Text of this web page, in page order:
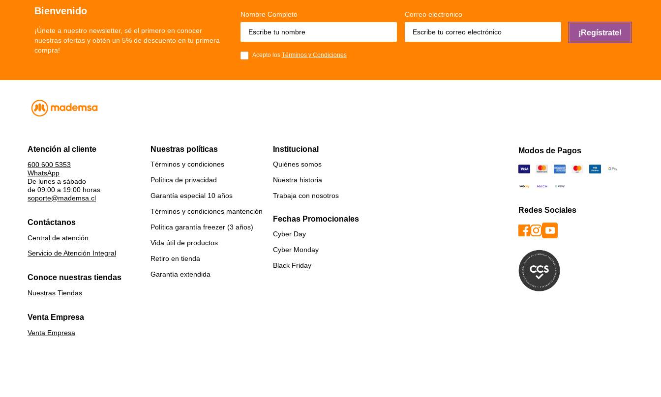
Bienvenido
¡Únete a nuestro newsletter, sé el primero en conocer
nuestras ofertas y obtén un 5% de descuento en tu primera
compra!
Nombre Completo Correo electronico
Acepto los Términos y Condiciones
¡Regístrate!
Atención al cliente
600 600 5353
WhatsApp
De lunes a sábado
de 09:00 a 19:00 horas
soporte@mademsa.cl
Contáctanos
Central de atención
Servicio de Atención Integral
Conoce nuestras tiendas
Nuestras Tiendas
Venta Empresa
Venta Empresa
Nuestras políticas
Términos y condiciones
Política de privacidad
Garantía especial 10 años
Términos y condiciones mantención
Política garantía freezer (3 años)
Vida útil de productos
Retiro en tienda
Garantía extendida
Institucional
Quiénes somos
Nuestra historia
Trabaja con nosotros
Fechas Promocionales
Cyber Day
Cyber Monday
Black Friday
Modos de Pagos
Redes Sociales